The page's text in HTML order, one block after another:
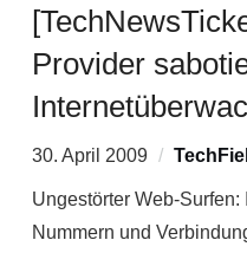
Provider
30. April 2009
Ungestörter Web-
Nummern und